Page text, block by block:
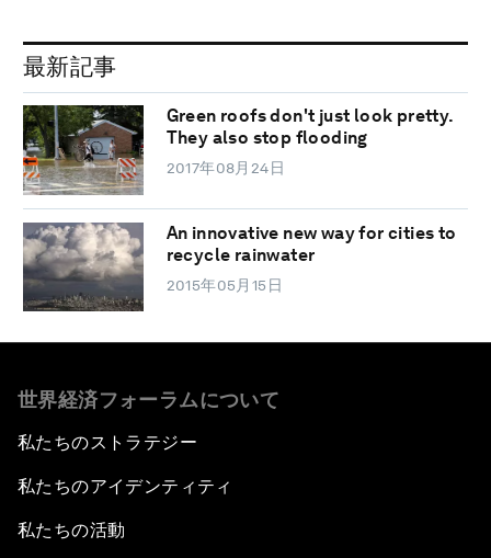
最新記事
Green roofs don't just look pretty.
They also stop flooding
2017年08月24日
An innovative new way for cities to
recycle rainwater
2015年05月15日
世界経済フォーラムについて
私たちのストラテジー
私たちのアイデンティティ
私たちの活動